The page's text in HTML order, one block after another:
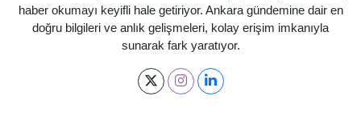
haber okumayı keyifli hale getiriyor. Ankara gündemine dair en
doğru bilgileri ve anlık gelişmeleri, kolay erişim imkanıyla
sunarak fark yaratıyor.